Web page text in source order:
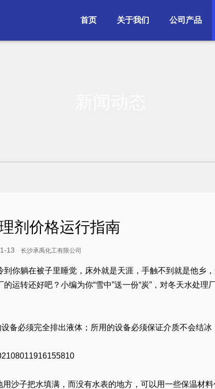
首页 关于我们 公司产品
剂价格运行指南
13 长沙承禹化工有限公司
你躺在被子里睡觉，床外就是天涯，手触不到就是他乡
运转还好吧？小编为你“雪中”送一份“炭”，对冬天水处理
备必须完全排出液体；所用的设备必须保证介质不会结冰
沙子把水填满，而没有水表的地方，可以用一些保温材料